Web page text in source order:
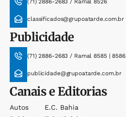
(71) 2886-2683 / Ramal 8526
classificados@grupoatarde.com.br
Publicidade
(71) 2886-2683 / Ramal 8585 | 8586
publicidade@grupoatarde.com.br
Canais e Editorias
Autos
E.c. Bahia